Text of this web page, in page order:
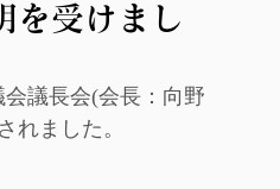
を受けまし
議長会(会長：向野
れました。